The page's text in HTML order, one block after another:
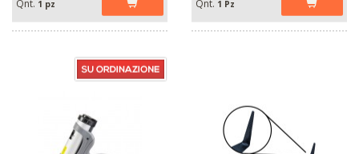
Qnt. 1 pz
Qnt. 1 Pz